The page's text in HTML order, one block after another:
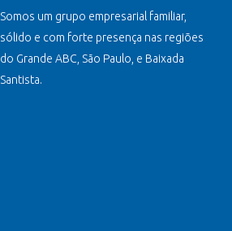
Somos um grupo empresarial familiar,
sólido e com forte presença nas regiões
do Grande ABC, São Paulo, e Baixada
Santista.